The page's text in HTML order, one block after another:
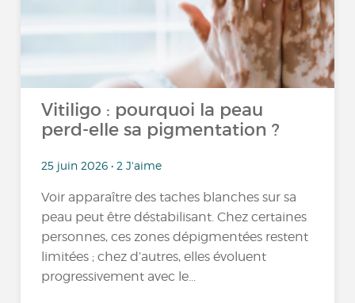
Vitiligo : pourquoi la peau
perd-elle sa pigmentation ?
25 juin 2026 • 2 J'aime
Voir apparaître des taches blanches sur sa
peau peut être déstabilisant. Chez certaines
personnes, ces zones dépigmentées restent
limitées ; chez d’autres, elles évoluent
progressivement avec le...